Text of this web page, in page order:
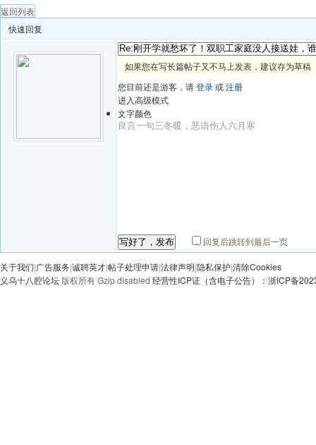
返回列表
快速回复
如果您在写长篇帖子又不马上发表，建议存为草稿
您目前还是游客，请登录或注册
进入高级模式
文字颜色
写好了，发布 回复后跳转到最后一页
关于我们|广告服务|诚聘英才|帖子处理申请|法律声明|隐私保护|清除Cookies
义乌十八腔论坛 版权所有 Gzip disabled 经营性ICP证（含电子公告）：浙ICP备